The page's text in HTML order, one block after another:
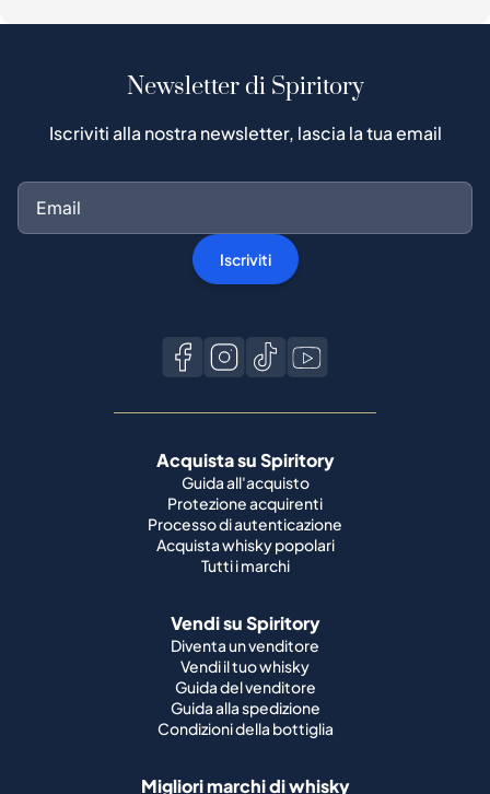
Newsletter di Spiritory
Iscriviti alla nostra newsletter, lascia la tua email
Iscriviti
Acquista su Spiritory
Guida all'acquisto
Protezione acquirenti
Processo di autenticazione
Acquista whisky popolari
Tutti i marchi
Vendi su Spiritory
Diventa un venditore
Vendi il tuo whisky
Guida del venditore
Guida alla spedizione
Condizioni della bottiglia
Migliori marchi di whisky